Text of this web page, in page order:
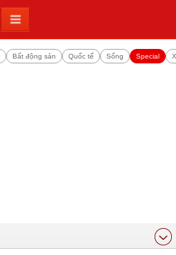
Bất động sản Quốc tế Sống Special